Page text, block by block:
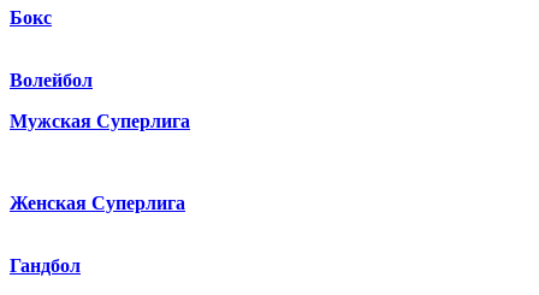
Бокс
Волейбол
Мужская Суперлига
Женская Суперлига
Гандбол